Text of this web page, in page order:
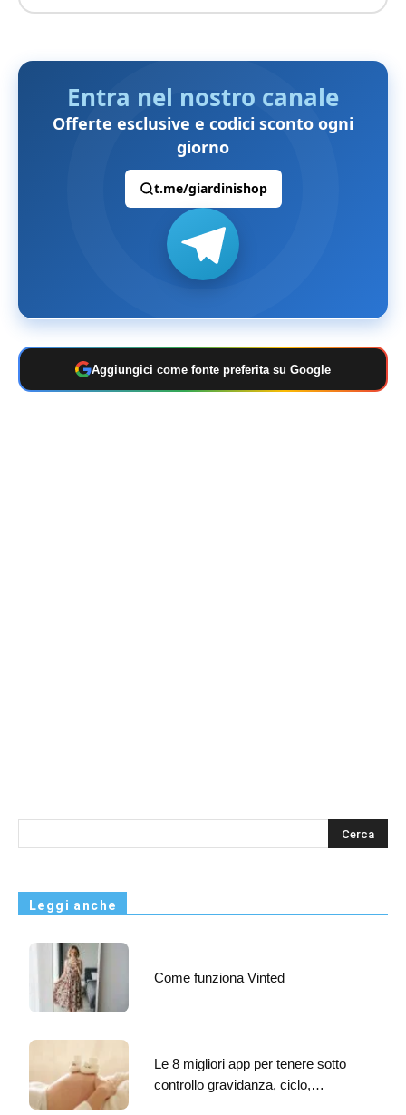
Entra nel nostro canale
Offerte esclusive e codici sconto ogni
giorno
t.me/giardinishop
Aggiungici come fonte preferita su Google
s
Leggi anche
Come funziona Vinted
Le 8 migliori app per tenere sotto
controllo gravidanza, ciclo,…